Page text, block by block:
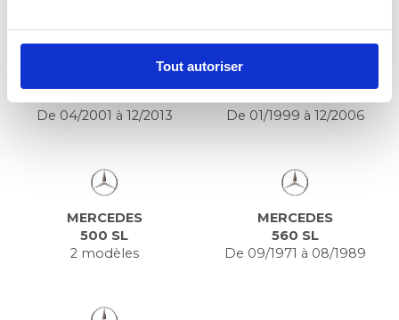
Tout autoriser
De 04/2001 à 12/2013
De 01/1999 à 12/2006
MERCEDES
500 SL
2 modèles
MERCEDES
560 SL
De 09/1971 à 08/1989